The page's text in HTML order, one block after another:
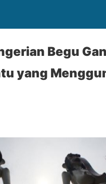
Begu
yang